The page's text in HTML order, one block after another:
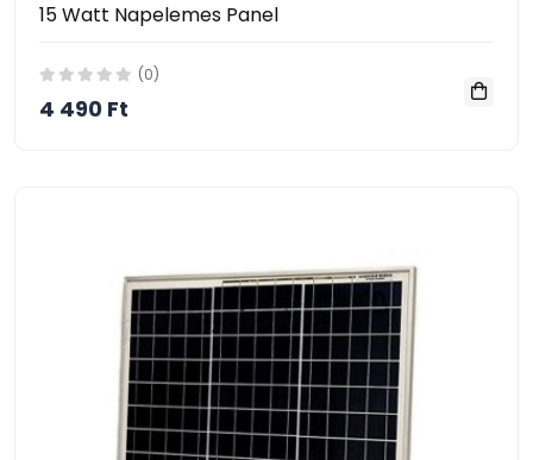
15 Watt Napelemes Panel
(0)
4 490 Ft